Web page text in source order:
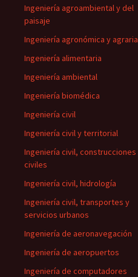
Ingeniería agroambiental y del
paisaje
Ingeniería agronómica y agraria
Ingeniería alimentaria
Ingeniería ambiental
Ingeniería biomédica
Ingeniería civil
Ingeniería civil y territorial
Ingeniería civil, construcciones
civiles
Ingeniería civil, hidrología
Ingeniería civil, transportes y
servicios urbanos
Ingeniería de aeronavegación
Ingeniería de aeropuertos
Ingeniería de computadores